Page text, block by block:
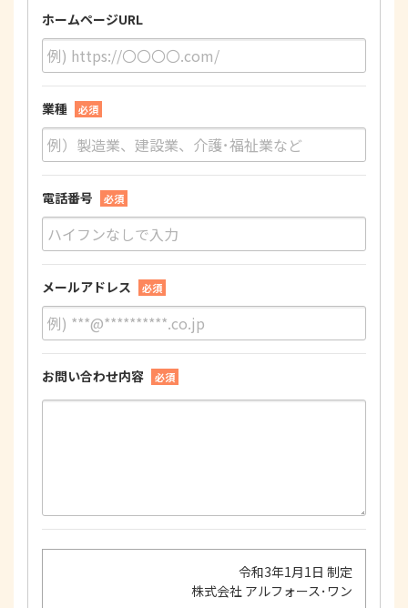
ホームページURL
業種 必須
電話番号 必須
メールアドレス 必須
お問い合わせ内容 必須
令和3年1月1日 制定
株式会社 アルフォース･ワン